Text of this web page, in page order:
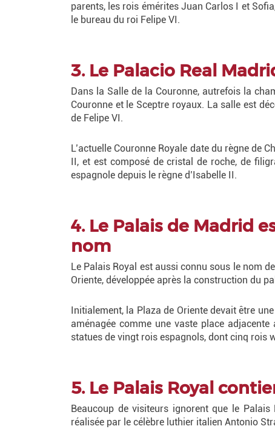
parents, les rois émérites Juan Carlos I et
le bureau du roi Felipe VI.
3. Le Palacio Real
Dans la Salle de la Couronne, autrefois la
Couronne et le Sceptre royaux. La salle est
de Felipe VI.
L’actuelle Couronne Royale date du règne de
II, et est composé de cristal de roche, de
espagnole depuis le règne d’Isabelle II.
4. Le Palais de Madrid
nom
Le Palais Royal est aussi connu sous le nom
Oriente, développée après la construction du
Initialement, la Plaza de Oriente devait être
aménagée comme une vaste place
statues de vingt rois espagnols, dont cinq rois
5. Le Palais Royal
Beaucoup de visiteurs ignorent que le
réalisée par le célèbre luthier italien Antonio